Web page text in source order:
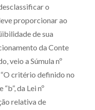
o
proporcionar ao
de sua
da Conte
veio a Súmula nº
critério definido no
“b”, da Lei nº
relativa de